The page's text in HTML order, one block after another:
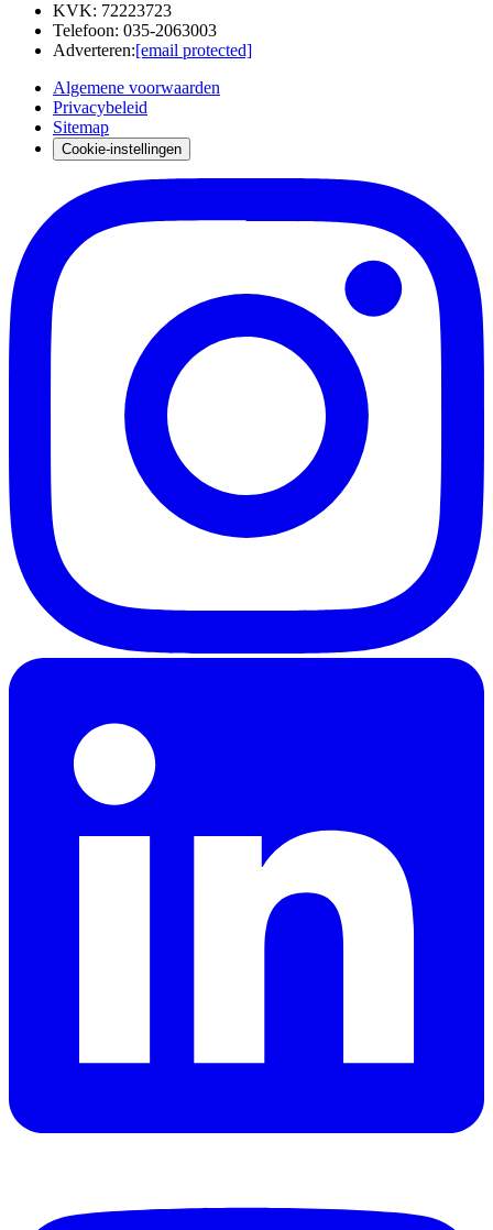
KVK: 72223723
Telefoon: 035-2063003
Adverteren:[email protected]
Algemene voorwaarden
Privacybeleid
Sitemap
Cookie-instellingen